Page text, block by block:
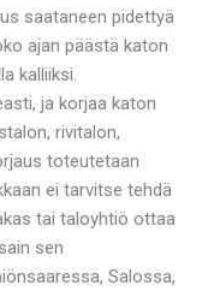
saataneen pidettyä
ajan päästä katon
kalliiksi.
ja korjaa katon
rivitalon,
toteutetaan
ei tarvitse tehdä
tai taloyhtiö ottaa
sen
Salossa,